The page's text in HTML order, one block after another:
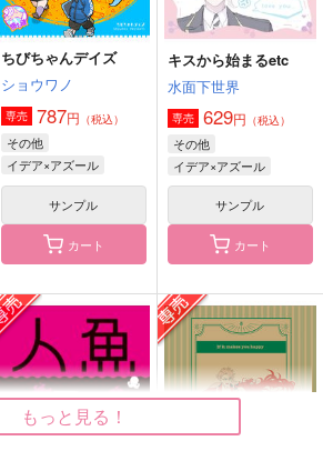
Welcome to our gue
st room!
好機命中
1,147
サンプル
作品詳細
I’m all ears
KG会館
472 （税込）
サンプル
作品詳細
ちびちゃんデイズ
ショウワノ
専売 787円 （税込）
その他
イデア×アズール
サンプル
カート
キスから始まるetc
水面下世界
専売 629円 （税込）
その他
イデア×アズール
サンプル
カート
もっと見る！